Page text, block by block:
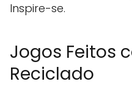
Inspire-se.
Jogos Feitos
Reciclado